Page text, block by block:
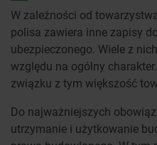
W zależności od
polisa zawiera inne zapisy
ubezpieczonego. Wiele z
względu na ogólny
związku z tym większość
Do najważniejszych
utrzymanie i użytkowanie